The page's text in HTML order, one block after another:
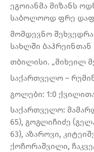
ეგოიანმა მიზანს
საბოლოოდ ფრე
მომდევნო
სახლში ბაჰრეინთან
თბილისი. „მიხეილ
საქართველო –
გოლები: 1:0
საქართველო:
65), გოგლიჩიძე
63), აზაროვი,
ქოჩორაშვილი,